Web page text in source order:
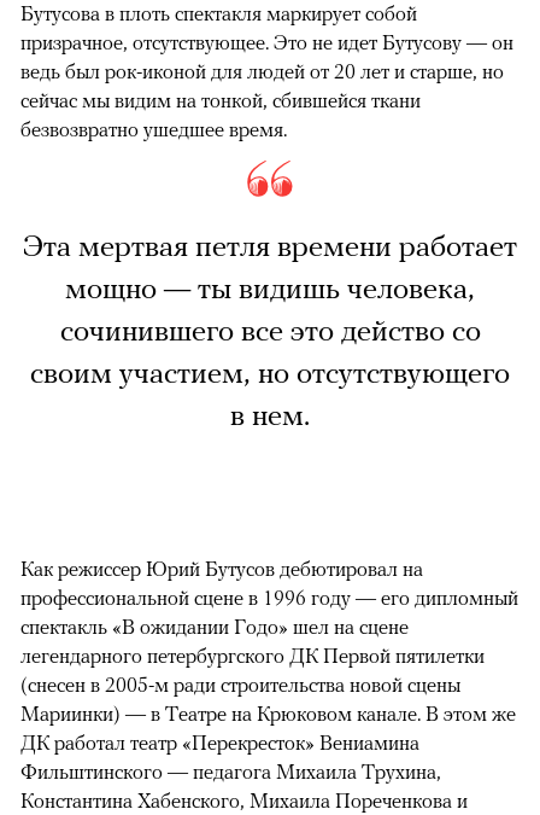
Бутусова в плоть спектакля маркирует собой
призрачное, отсутствующее. Это не идет Бутусову — он
ведь был рок-иконой для людей от 20 лет и старше, но
сейчас мы видим на тонкой, сбившейся ткани
безвозвратно ушедшее время.
Эта мертвая петля времени работает
мощно — ты видишь человека,
сочинившего все это действо со
своим участием, но отсутствующего
в нем.
Как режиссер Юрий Бутусов дебютировал на
профессиональной сцене в 1996 году — его дипломный
спектакль «В ожидании Годо» шел на сцене
легендарного петербургского ДК Первой пятилетки
(снесен в 2005-м ради строительства новой сцены
Мариинки) — в Театре на Крюковом канале. В этом же
ДК работал театр «Перекресток» Вениамина
Фильштинского — педагога Михаила Трухина,
Константина Хабенского, Михаила Пореченкова и